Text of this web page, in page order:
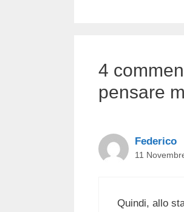
4
pensare
Federico
11
Quindi, allo